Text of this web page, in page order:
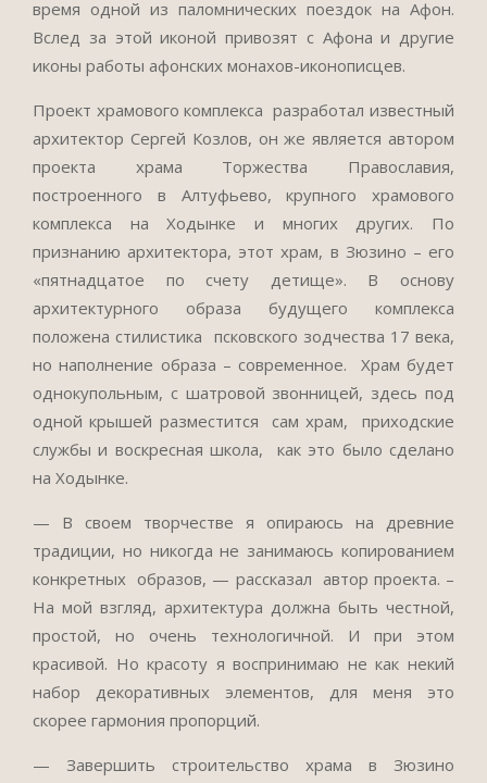
время одной из паломнических поездок на Афон.
Вслед за этой иконой привозят с Афона и другие
иконы работы афонских монахов-иконописцев.
Проект храмового комплекса разработал известный
архитектор Сергей Козлов, он же является автором
проекта храма Торжества Православия,
построенного в Алтуфьево, крупного храмового
комплекса на Ходынке и многих других. По
признанию архитектора, этот храм, в Зюзино – его
«пятнадцатое по счету детище». В основу
архитектурного образа будущего комплекса
положена стилистика псковского зодчества 17 века,
но наполнение образа – современное. Храм будет
однокупольным, с шатровой звонницей, здесь под
одной крышей разместится сам храм, приходские
службы и воскресная школа, как это было сделано
на Ходынке.
— В своем творчестве я опираюсь на древние
традиции, но никогда не занимаюсь копированием
конкретных образов, — рассказал автор проекта. –
На мой взгляд, архитектура должна быть честной,
простой, но очень технологичной. И при этом
красивой. Но красоту я воспринимаю не как некий
набор декоративных элементов, для меня это
скорее гармония пропорций.
— Завершить строительство храма в Зюзино